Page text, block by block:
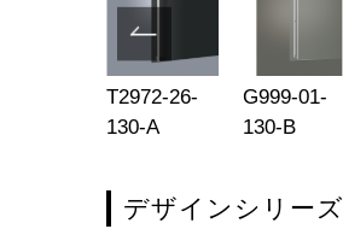
T2972-26-
130-A
G999-01-
130-B
デザインシリーズ